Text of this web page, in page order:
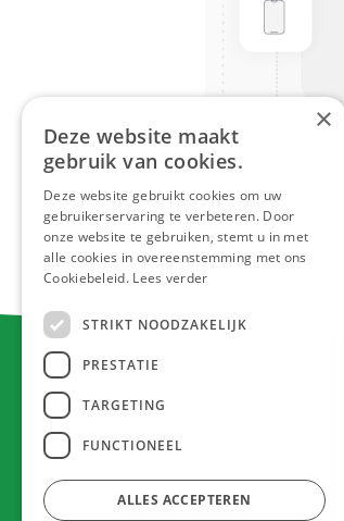
E. MEEUWISSEN BV
Gaston Eyskenslaan 2
3900 Pelt, België
×
Deze website maakt
gebruik van cookies.
Deze website gebruikt cookies om uw
gebruikerservaring te verbeteren. Door
onze website te gebruiken, stemt u in met
alle cookies in overeenstemming met ons
Cookiebeleid. Lees verder
STRIKT NOODZAKELIJK
PRESTATIE
TARGETING
FUNCTIONEEL
ALLES ACCEPTEREN